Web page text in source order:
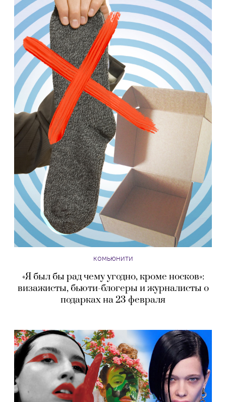
КОМЬЮНИТИ
«Я был бы рад чему угодно, кроме носков»:
визажисты, бьюти-блогеры и журналисты о
подарках на 23 февраля